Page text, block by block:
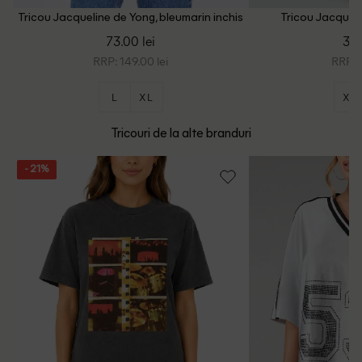
Tricou Jacqueline de Yong, bleumarin inchis
73.00 lei
RRP: 149.00 lei
L XL
Tricou
RRP:
XS
Tricouri de la alte branduri
- 21%